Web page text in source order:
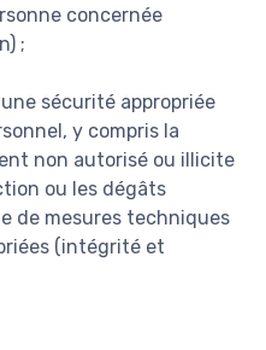
concernée
;
sécurité appropriée
y compris la
non autorisé ou illicite
ou les dégâts
de mesures techniques
(intégrité et